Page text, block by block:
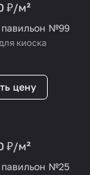
₽/м²
павильон №99
киоска
цену
₽/м²
павильон №25